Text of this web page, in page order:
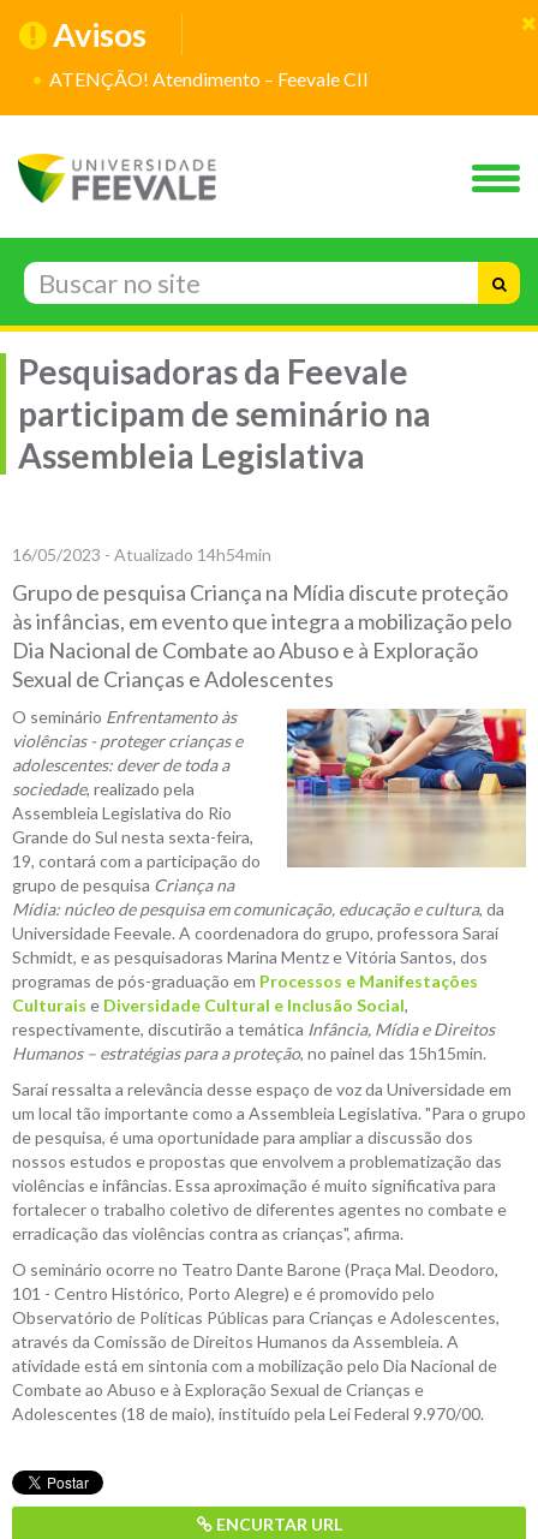
Avisos
ATENÇÃO! Atendimento – Feevale CII
Pesquisadoras da Feevale
participam de seminário na
Assembleia Legislativa
16/05/2023 - Atualizado 14h54min
Grupo de pesquisa Criança na Mídia discute proteção
às infâncias, em evento que integra a mobilização pelo
Dia Nacional de Combate ao Abuso e à Exploração
Sexual de Crianças e Adolescentes
O seminário Enfrentamento às
violências - proteger crianças e
adolescentes: dever de toda a
sociedade, realizado pela
Assembleia Legislativa do Rio
Grande do Sul nesta sexta-feira,
19, contará com a participação do
grupo de pesquisa Criança na
Mídia: núcleo de pesquisa em comunicação, educação e cultura, da
Universidade Feevale. A coordenadora do grupo, professora Saraí
Schmidt, e as pesquisadoras Marina Mentz e Vitória Santos, dos
programas de pós-graduação em Processos e Manifestações
Culturais e Diversidade Cultural e Inclusão Social,
respectivamente, discutirão a temática Infância, Mídia e Direitos
Humanos – estratégias para a proteção, no painel das 15h15min.
Saraí ressalta a relevância desse espaço de voz da Universidade em
um local tão importante como a Assembleia Legislativa. "Para o grupo
de pesquisa, é uma oportunidade para ampliar a discussão dos
nossos estudos e propostas que envolvem a problematização das
violências e infâncias. Essa aproximação é muito significativa para
fortalecer o trabalho coletivo de diferentes agentes no combate e
erradicação das violências contra as crianças", afirma.
O seminário ocorre no Teatro Dante Barone (Praça Mal. Deodoro,
101 - Centro Histórico, Porto Alegre) e é promovido pelo
Observatório de Políticas Públicas para Crianças e Adolescentes,
através da Comissão de Direitos Humanos da Assembleia. A
atividade está em sintonia com a mobilização pelo Dia Nacional de
Combate ao Abuso e à Exploração Sexual de Crianças e
Adolescentes (18 de maio), instituído pela Lei Federal 9.970/00.
ENCURTAR URL